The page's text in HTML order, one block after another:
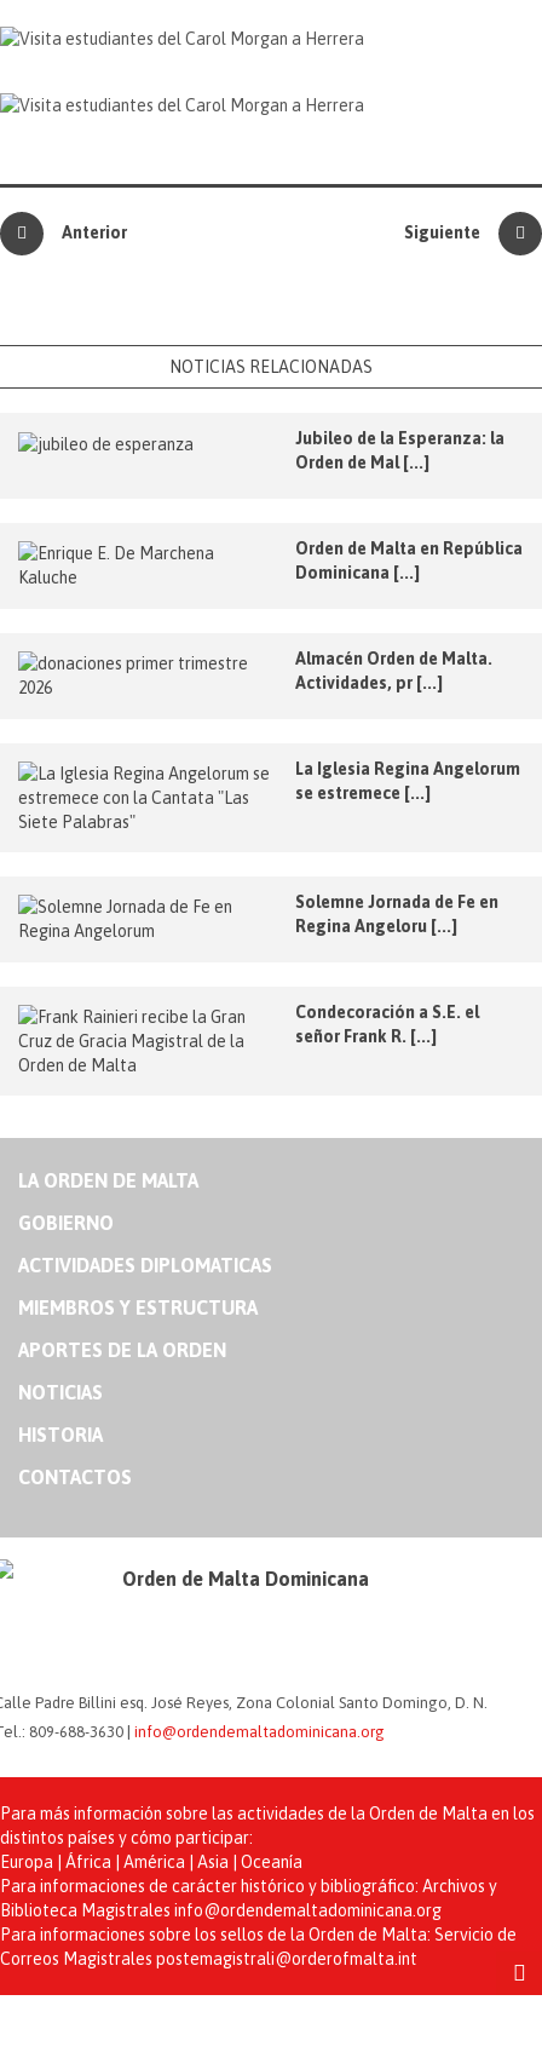
Anterior Siguiente
NOTICIAS RELACIONADAS
Jubileo de la Esperanza: la
Orden de Mal [...]
Orden de Malta en República
Dominicana [...]
Almacén Orden de Malta.
Actividades, pr [...]
La Iglesia Regina Angelorum
se estremece [...]
Solemne Jornada de Fe en
Regina Angeloru [...]
Condecoración a S.E. el
señor Frank R. [...]
LA ORDEN DE MALTA
GOBIERNO
ACTIVIDADES DIPLOMATICAS
MIEMBROS Y ESTRUCTURA
APORTES DE LA ORDEN
NOTICIAS
HISTORIA
CONTACTOS
Orden de Malta Dominicana
Padre Billini esq. José Reyes, Zona Colonial Santo Domingo, D. N.
809-688-3630 | info@ordendemaltadominicana.org
Para más información sobre las actividades de la Orden de Malta en los
distintos países y cómo participar:
Europa | África | América | Asia | Oceanía
Para informaciones de carácter histórico y bibliográfico: Archivos y
Biblioteca Magistrales info@ordendemaltadominicana.org
Para informaciones sobre los sellos de la Orden de Malta: Servicio de
Correos Magistrales postemagistrali@orderofmalta.int